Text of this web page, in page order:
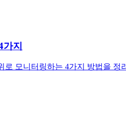
지
모니터링하는 4가지 방법을 정